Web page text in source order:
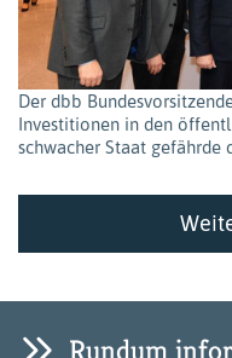
Der dbb
Investitionen in den
schwacher Staat gefährde